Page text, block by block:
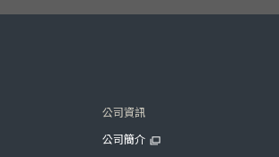
公司資訊
公司簡介